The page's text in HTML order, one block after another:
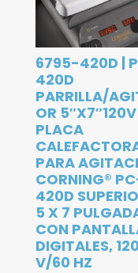
6795-420D |
420D
PARRILLA/
OR
PLACA
PARA
CORNING®
420D
5 X 7
CON
DIGITALES, 120
V/60 HZ